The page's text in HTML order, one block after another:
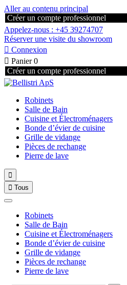
Aller au contenu principal
Créer un compte professionnel
Appelez-nous : +45 39274707
Réserver une visite du showroom
 Connexion
 Panier 0
Créer un compte professionnel
Robinets
Salle de Bain
Cuisine et Électroménagers
Bonde d’évier de cuisine
Grille de vidange
Pièces de rechange
Pierre de lave

 Tous
Robinets
Salle de Bain
Cuisine et Électroménagers
Bonde d’évier de cuisine
Grille de vidange
Pièces de rechange
Pierre de lave